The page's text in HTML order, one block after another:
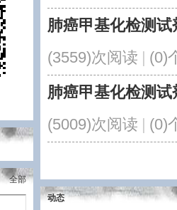
全部
肺癌甲基化检测
(3559)次阅读
(0)
肺癌甲基化检测
(5009)次阅读
(0)
动态